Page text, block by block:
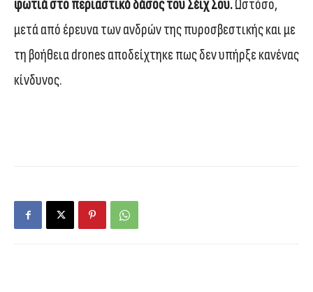
φωτιά στο περιαστικό δάσος του Σέιχ Σου.Ωστόσο,
μετά από έρευνα των ανδρών της πυροσβεστικής και με
τη βοήθεια drones αποδείχτηκε πως δεν υπήρξε κανένας
κίνδυνος.